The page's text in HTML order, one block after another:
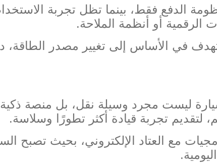
الدفع فقط، بينما تظل تجربة
الرقمية أو أنظمة الملاحة.
تهدف في الأساس إلى تغيير مصدر
ليست مجرد وسيلة نقل، بل منصة
لتقديم تجربة قيادة أكثر تطورًا وسلاسة.
مع العتاد الإلكتروني، بحيث تصبح
.